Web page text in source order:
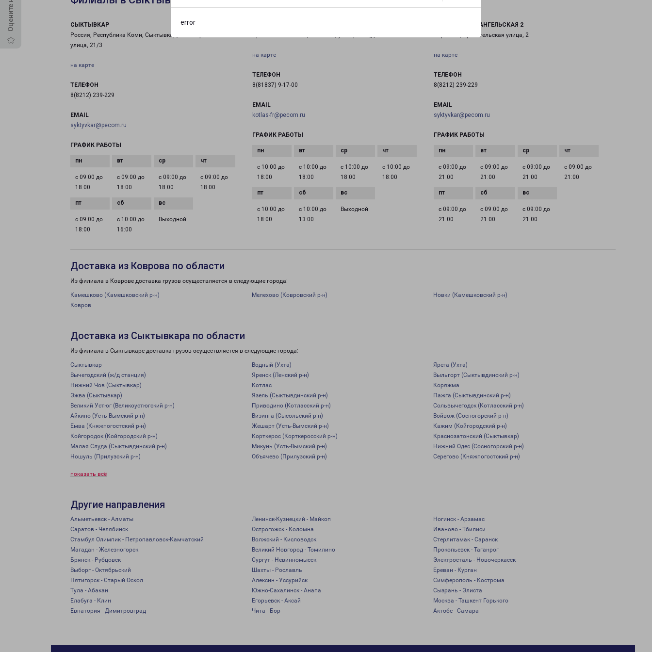
error
СЫКТЫВКАР
Россия, Республика Коми, Сыктывкар, Лесопарковая
улица, 21/3
на карте
ТЕЛЕФОН
8(8212) 239-229
EMAIL
syktyvkar@pecom.ru
ГРАФИК РАБОТЫ
с 09:00 до
18:00
с 09:00 до
18:00
с 09:00 до
18:00
с 09:00 до
18:00
с 09:00 до
18:00
с 10:00 до
16:00
Выходной
на карте
ТЕЛЕФОН
8(81837) 9-17-00
EMAIL
kotlas-fr@pecom.ru
ГРАФИК РАБОТЫ
с 10:00 до
18:00
с 10:00 до
18:00
с 10:00 до
18:00
с 10:00 до
18:00
с 10:00 до
18:00
с 10:00 до
13:00
Выходной
КОРЯЖМА АРХАНГЕЛЬСКАЯ 2
Коряжма, Архангельская улица, 2
на карте
ТЕЛЕФОН
8(8212) 239-229
EMAIL
syktyvkar@pecom.ru
ГРАФИК РАБОТЫ
с 09:00 до
21:00
с 09:00 до
21:00
с 09:00 до
21:00
с 09:00 до
21:00
с 09:00 до
21:00
с 09:00 до
21:00
с 09:00 до
21:00
Доставка из Коврова по области
Из филиала в Коврове доставка грузов осуществляется в следующие города:
Камешково (Камешковский р-н) Мелехово (Ковровский р-н)
Новки (Камешковский р-н)
Ковров
Доставка из Сыктывкара по области
Из филиала в Сыктывкаре доставка грузов осуществляется в следующие города:
Сыктывкар Водный (Ухта)
Ярега (Ухта)
Вычегодский (ж/д станция)
Яренск (Ленский р-н)
Выльгорт (Сыктывдинский р-н)
Нижний Чов (Сыктывкар)
Котлас
Коряжма
Эжва (Сыктывкар)
Язель (Сыктывдинский р-н)
Пажга (Сыктывдинский р-н)
Великий Устюг (Великоустюгский р-н)
Приводино (Котласский р-н)
Сольвычегодск (Котласский р-н)
Айкино (Усть-Вымский р-н)
Визинга (Сысольский р-н)
Войвож (Сосногорский р-н)
Емва (Княжпогостский р-н)
Жешарт (Усть-Вымский р-н)
Кажим (Койгородский р-н)
Койгородок (Койгородский р-н)
Корткерос (Корткеросский р-н)
Краснозатонский (Сыктывкар)
Малая Слуда (Сыктывдинский р-н)
Микунь (Усть-Вымский р-н)
Нижний Одес (Сосногорский р-н)
Ношуль (Прилузский р-н)
Объячево (Прилузский р-н) Серегово (Княжпогостский р-н)
показать всё
Другие направления
Альметьевск - Алматы Ленинск-Кузнецкий - Майкоп
Ногинск - Арзамас
Саратов - Челябинск
Острогожск - Коломна
Иваново - Тбилиси
Стамбул Олимпик - Петропавловск-Камчатский
Волжский - Кисловодск
Стерлитамак - Саранск
Магадан - Железногорск
Великий Новгород - Томилино
Прокопьевск - Таганрог
Брянск - Рубцовск
Сургут - Невинномысск
Электросталь - Новочеркасск
Выборг - Октябрьский
Шахты - Рославль
Ереван - Курган
Пятигорск - Старый Оскол
Алексин - Уссурийск
Симферополь - Кострома
Тула - Абакан
Южно-Сахалинск - Анапа
Сызрань - Элиста
Елабуга - Клин
Егорьевск - Аксай
Москва - Ташкент Горького
Евпатория - Димитровград
Чита - Бор Актобе - Самара